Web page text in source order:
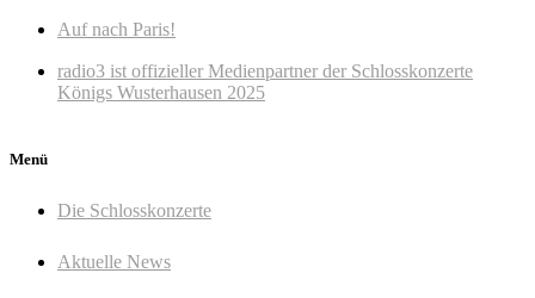
Auf nach Paris!
radio3 ist offizieller Medienpartner der Schlosskonzerte
Königs Wusterhausen 2025
Menü
Die Schlosskonzerte
Aktuelle News